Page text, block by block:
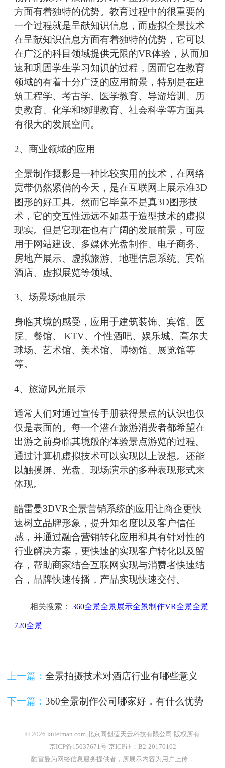
方面有着独特的优势。教育过程中的很重要的
一个过程就是呈献知识信息，而虚拟全景技术
在呈献知识信息方面有着独特的优势，它可以
在广泛的科目领域提供无限的VR体验，从而加
速和巩固学生学习知识的过程，因而它在教育
领域的有着十分广泛的应用前景，特别是在建
筑工程学、考古学、医学教育、导游培训、历
史教育、化学和物理教育、社会科学等方面具
有很大的发展空间。
2、商业领域的应用
全景制作摄影是一种比较实用的技术，在网络
宽带仍然紧俏的今天，是在互联网上展示准3D
图形的好工具。然而它毕竟不是真3D图形技
术，它的交互性远远不如基于造型技术的虚拟
现实。但是它现在也有广阔的发展前景，可应
用于网站建设、多媒体光盘制作、电子商务、
房地产展示、虚拟旅游、地理信息系统、宾馆
酒店、虚拟展览等领域。
3、场景场地展示
身临其境的感受，应用于建筑装饰、宾馆、医
院、餐馆、 KTV、个性酒吧、娱乐城、高尔夫
球场、艺术馆、美术馆、博物馆、展览馆等
等。
4、旅游风光展示
通常人们对通过宣传手册获得景点的认识也仅
仅是表面的。每一个潜在旅游消费者都希望在
出游之前身临其境般的体验景点游览的过程。
通过计算机虚拟技术可以实现以上设想。还能
以触摸屏、光盘、现场演示的多种表现形式来
体现。
酷雷曼3DVR全景营销系统的应用让商企更快
速树立品牌形象，提升知名度以及客户信任
感，并通过融合营销转化应用和具有针对性的
行业解决方案，更快速的实现客户转化以及留
存，帮助商家结合互联网实现与消费者快速结
合，品牌快速传播，产品实现快速交付。
相关搜索： 360全景全景展示全景制作VR全景全景
720全景
上一篇： 全景拍摄技术对酒店行业有哪些意义
下一篇： 360全景制作公司哪家好，有什么优势
© 2026 kuleiman.com 北京同创蓝天云科技有限公司 版权所有
京ICP备15037671号 京ICP证：B2-20170102
酷雷曼为网络信息服务提供者，所展示内容为用户上传，